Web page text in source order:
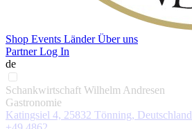
Shop Events LänderÜber uns
Partner Log In
de
Schankwirtschaft Wilhelm Andresen
Gastronomie
Katingsiel 4, 25832 Tönning, Deutschland